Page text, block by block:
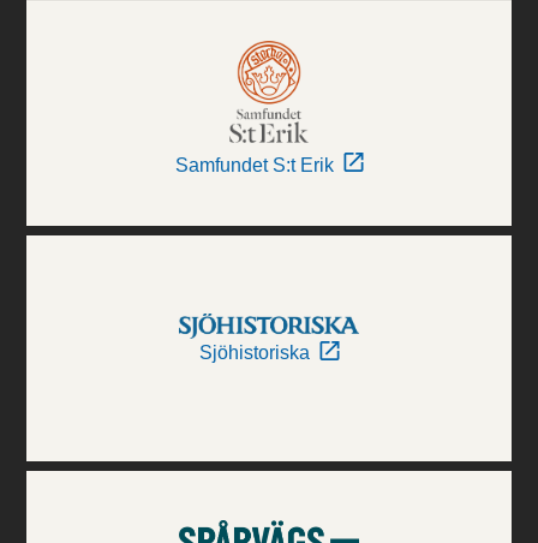
Samfundet S:t Erik
Sjöhistoriska